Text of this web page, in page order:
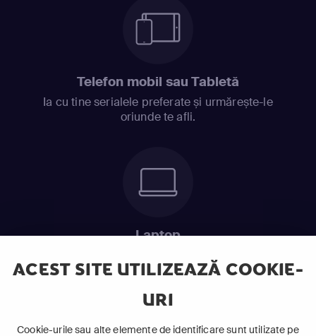
ACEST SITE UTILIZEAZĂ COOKIE-
URI
Cookie-urile sau alte elemente de identificare sunt utilizate pe
Telefon mobil sau Tabletă
Ia cu tine serialele preferate și urmărește-le
oriunde te afli.
Laptop
ABONEAZĂ-TE ACUM